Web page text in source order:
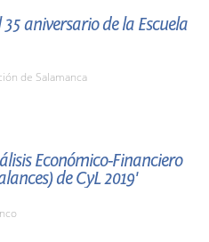
aniversario de la Escuela
de Salamanca
Económico-Financiero
de CyL 2019'